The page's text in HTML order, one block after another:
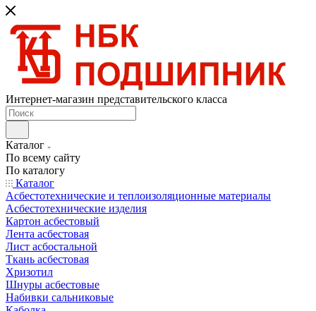
Интернет-магазин представительского класса
Каталог
По всему сайту
По каталогу
Каталог
Асбестотехнические и теплоизоляционные материалы
Асбестотехнические изделия
Картон асбестовый
Лента асбестовая
Лист асбостальной
Ткань асбестовая
Хризотил
Шнуры асбестовые
Набивки сальниковые